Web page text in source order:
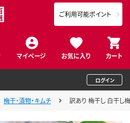
マイページ お気に入り カート
ご利用可能ポイント
ログイン
梅干・漬物・キムチ 訳あり 梅干し 白干し